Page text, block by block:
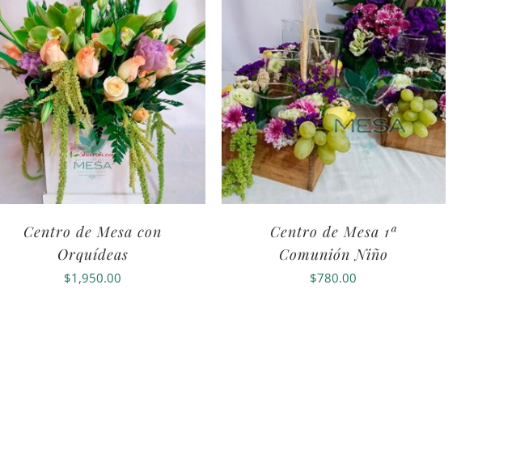
Centro de Mesa con
Orquídeas
$1,950.00
Centro de Mesa 1ª
Comunión Niño
$780.00